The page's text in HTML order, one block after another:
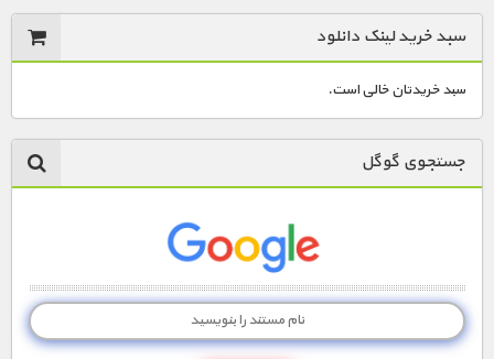
سبد خرید لینک دانلود
سبد خریدتان خالی است.
جستجوی گوگل